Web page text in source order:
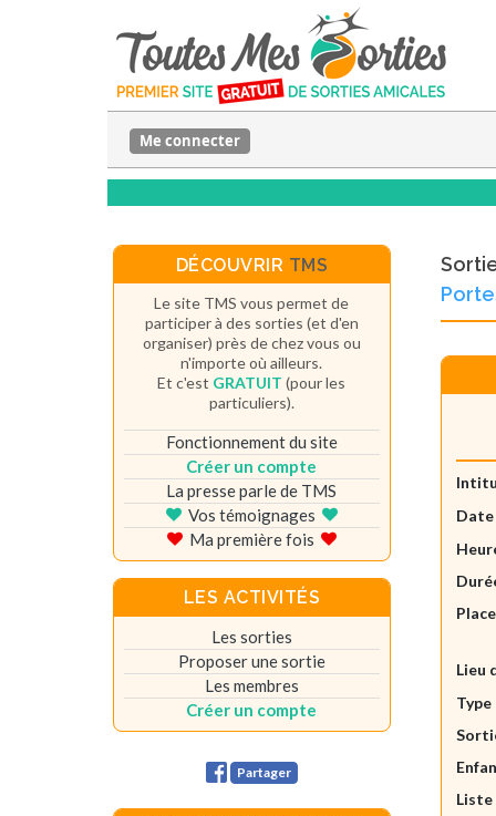
Me connecter
Date
Lieu
Liste
DÉCOUVRIR TMS
Le site TMS vous permet de
participer à des sorties (et d'en
organiser) près de chez vous ou
n'importe où ailleurs.
Et c'est GRATUIT (pour les
particuliers).
Fonctionnement du site
Créer un compte
La presse parle de TMS
Vos témoignages
Ma première fois
LES ACTIVITÉS
Les sorties
Proposer une sortie
Les membres
Créer un compte
Partager